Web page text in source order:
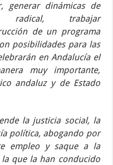
generar dinámicas de
radical, trabajar
de un programa
posibilidades para las
en Andalucía el
muy importante,
andaluz y de Estado
la justicia social, la
política, abogando por
empleo y saque a la
que la han conducido